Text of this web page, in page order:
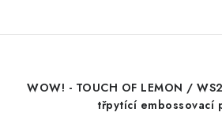
WOW! - TOUCH OF LEMON /
třpytící embossovací